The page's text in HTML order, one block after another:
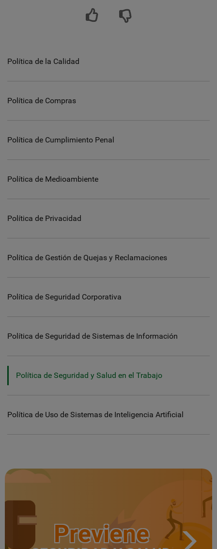
Política de la Calidad
Política de Compras
Política de Cumplimiento Penal
Política de Medioambiente
Política de Privacidad
Política de Gestión de Quejas y Reclamaciones
Política de Seguridad Corporativa
Política de Seguridad de Sistemas de Información
Política de Seguridad y Salud en el Trabajo
Política de Uso de Sistemas de Inteligencia Artificial
Previene